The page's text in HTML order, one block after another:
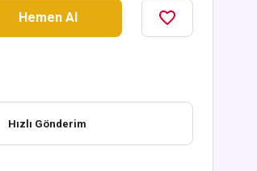
Hemen Al
Hızlı Gönderim